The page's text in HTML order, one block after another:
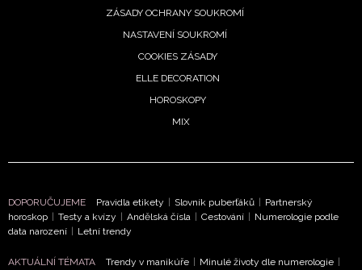
ochrany soukromí- BurdaMedia Extra s.r.o. bude s
Vašimi údaji pracovat zejména k organizaci a
vyhodnocení akce a zasílání novinek.
Chcete navíc dostávat i další zajímavé a exkluzivní
informace od našich partnerů? Pokud souhlasíte se
soukromí BurdaMedia Extra s.r.o.
ZÁSADY OCHRANY SOUKROMÍ
NASTAVENÍ SOUKROMÍ
COOKIES ZÁSADY
ELLE DECORATION
HOROSKOPY
MIX
DOPORUČUJEME Pravidla etikety Slovník puberťáků
Partnerský
horoskop
Testy a kvízy Andělská čísla Cestování
Numerologie podle
data narození
Letní trendy
AKTUÁLNÍ TÉMATA Trendy v manikúře Minulé životy dle numerologie